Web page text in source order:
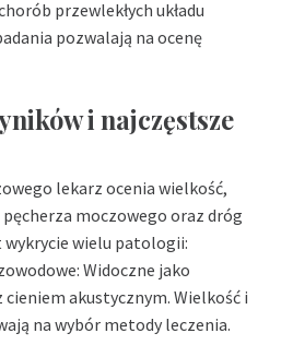
przewlekłych układu
pozwalają na ocenę
i najczęstsze
lekarz ocenia wielkość,
moczowego oraz dróg
wykrycie wielu patologii:
Widoczne jako
akustycznym. Wielkość i
na wybór metody leczenia.